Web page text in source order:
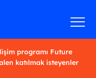
programı Future
katılmak isteyenler